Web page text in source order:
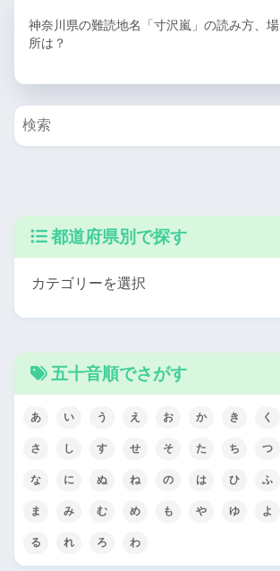
神奈川県の難読地名「寸沢嵐」の読み方、場
所は？
都道府県別で探す
五十音順でさがす
あ い う え お か き く
さ し す せ そ た ち つ
な に ぬ ね の は ひ ふ
ま み む め も や ゆ よ
る れ ろ わ